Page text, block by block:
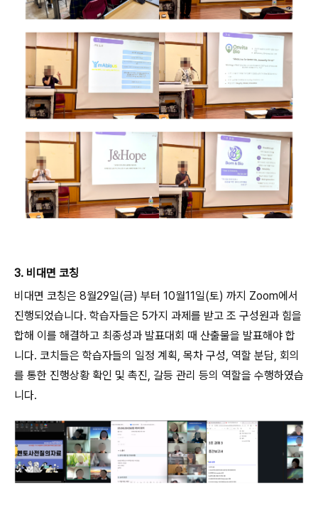
3. 비대면 코칭
비대면 코칭은 8월29일(금) 부터 10월11일(토) 까지 Zoom에서
진행되었습니다. 학습자들은 5가지 과제를 받고 조 구성원과 힘을
합해 이를 해결하고 최종성과 발표대회 때 산출물을 발표해야 합
니다. 코치들은 학습자들의 일정 계획, 목차 구성, 역할 분담, 회의
를 통한 진행상황 확인 및 촉진, 갈등 관리 등의 역할을 수행하였습
니다.